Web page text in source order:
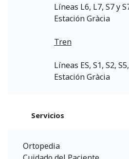
Líneas L6, L7, S7 y
Estación Gràcia
Tren
Líneas ES, S1, S2,
Estación Gràcia
Servicios
Ortopedia